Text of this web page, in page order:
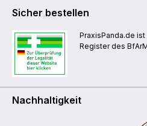
Sicher bestellen
PraxisPanda.de
Register des
Nachhaltigkeit